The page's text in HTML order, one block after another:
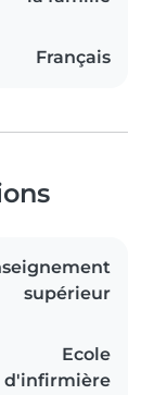
Français
supérieur
Ecole
d'infirmière